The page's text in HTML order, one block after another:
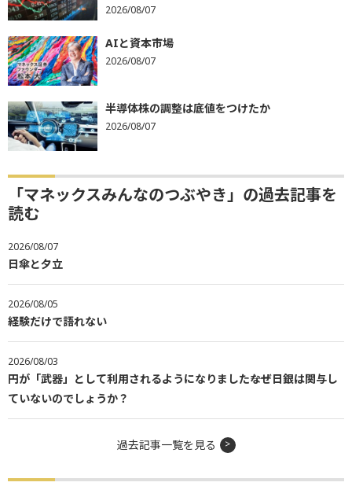
2026/08/07
AIと資本市場
2026/08/07
半導体株の調整は底値をつけたか
2026/08/07
「マネックスみんなのつぶやき」の過去記事を
読む
2026/08/07
日傘と夕立
2026/08/05
経験だけで語れない
2026/08/03
円が「武器」として利用されるようになりました――なぜ日銀は関与し
ていないのでしょうか？
過去記事一覧を見る